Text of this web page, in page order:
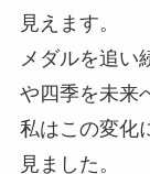
見えます。
メダルを追い
や四季を未来
私はこの変化
見ました。